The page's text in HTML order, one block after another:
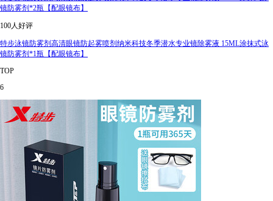
镜防雾剂*2瓶【配眼镜布】
100人好评
特步泳镜防雾剂高清眼镜防起雾喷剂纳米科技冬季潜水专业镜除雾液 15ML涂抹式泳
镜防雾剂*1瓶【配眼镜布】
TOP
6